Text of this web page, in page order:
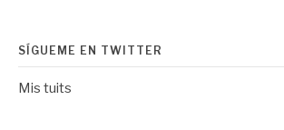
SÍGUEME EN TWITTER
Mis tuits